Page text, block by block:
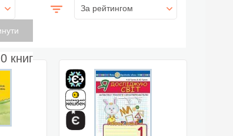
0 книг
За рейтингом